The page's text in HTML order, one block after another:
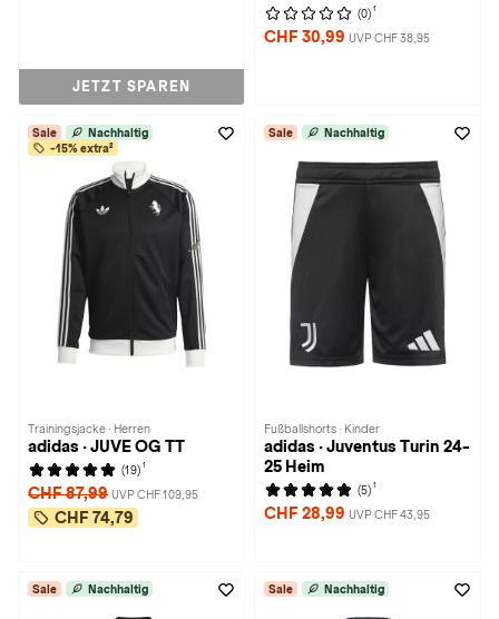
JETZT SPAREN
(0) 1
CHF 30,99 UVP CHF 38,95
Sale
Nachhaltig
-15% extra²
Trainingsjacke · Herren
adidas · JUVE OG TT
(19) 1
CHF 87,99 UVP CHF 109,95
CHF 74,79
Sale Nachhaltig
Fußballshorts · Kinder
adidas · Juventus Turin 24-
25 Heim
(5) 1
CHF 28,99 UVP CHF 43,95
Sale Nachhaltig Sale Nachhaltig